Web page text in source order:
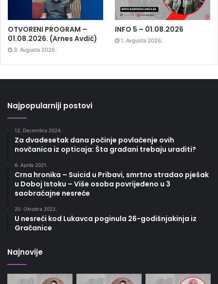
OTVORENI PROGRAM –
01.08.2026. (Arnes Avdić)
3. Avgusta 2026.
INFO 5 – 01.08.2026
1. Avgusta 2026.
Najpopularniji postovi
12. Decembra 2024.
Za dvadesetak dana počinje povlačenje ovih
novčanica iz opticaja: Šta građani trebaju uraditi?
6. Aprila 2021.
Crna hronika – Suicid u Pribavi, smrtno stradao pješak
u Doboj Istoku – Više osoba povrijeđeno u 3
saobraćajne nesreće
20. Oktobra 2022.
U nesreći kod Lukavca poginula 26-godišnjakinja iz
Gračanice
Najnovije